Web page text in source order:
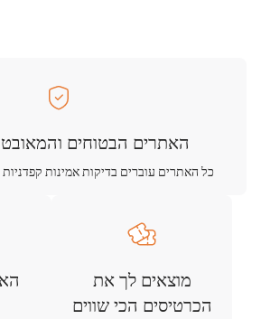
האתרים הבטוחים
כל האתרים עוברים בדיקות אמינות קפדניות
מוצאים לך את
הכרטיסים הכי שווים